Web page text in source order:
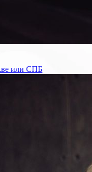
или СПБ